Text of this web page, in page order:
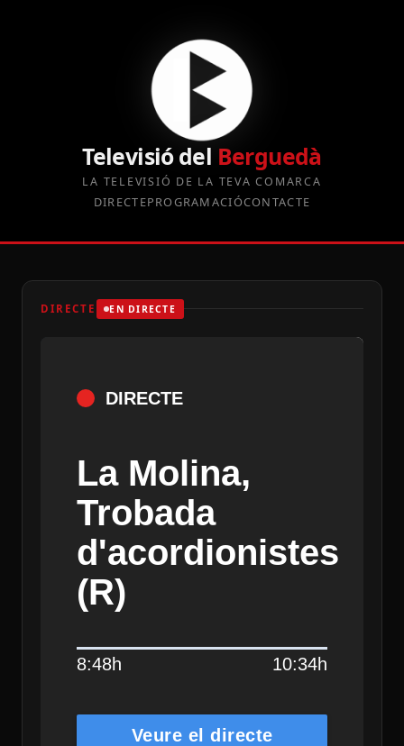
Televisió del Berguedà
LA TELEVISIÓ DE LA TEVA COMARCA
DIRECTEPROGRAMACIÓCONTACTE
DIRECTE EN DIRECTE
DIRECTE
La Molina,
Trobada
d'acordionistes
(R)
8:48h 10:34h
Veure el directe